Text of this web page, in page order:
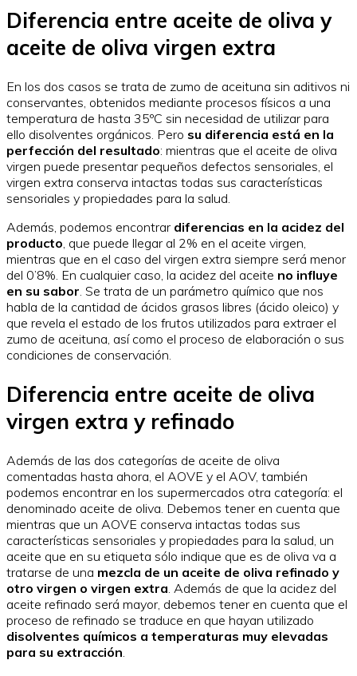
Diferencia entre aceite de oliva y
aceite de oliva virgen extra
En los dos casos se trata de zumo de aceituna sin aditivos ni
conservantes, obtenidos mediante procesos físicos a una
temperatura de hasta 35ºC sin necesidad de utilizar para
ello disolventes orgánicos. Pero su diferencia está en la
perfección del resultado: mientras que el aceite de oliva
virgen puede presentar pequeños defectos sensoriales, el
virgen extra conserva intactas todas sus características
sensoriales y propiedades para la salud.
Además, podemos encontrar diferencias en la acidez del
producto , que puede llegar al 2% en el aceite virgen,
mientras que en el caso del virgen extra siempre será menor
del 0’8%. En cualquier caso, la acidez del aceite no influye
en su sabor . Se trata de un parámetro químico que nos
habla de la cantidad de ácidos grasos libres (ácido oleico) y
que revela el estado de los frutos utilizados para extraer el
zumo de aceituna, así como el proceso de elaboración o sus
condiciones de conservación.
Diferencia entre aceite de oliva
virgen extra y refinado
Además de las dos categorías de aceite de oliva
comentadas hasta ahora, el AOVE y el AOV, también
podemos encontrar en los supermercados otra categoría: el
denominado aceite de oliva. Debemos tener en cuenta que
mientras que un AOVE conserva intactas todas sus
características sensoriales y propiedades para la salud, un
aceite que en su etiqueta sólo indique que es de oliva va a
tratarse de una mezcla de un aceite de oliva refinado y
otro virgen o virgen extra . Además de que la acidez del
aceite refinado será mayor, debemos tener en cuenta que el
proceso de refinado se traduce en que hayan utilizado
disolventes químicos a temperaturas muy elevadas
para su extracción